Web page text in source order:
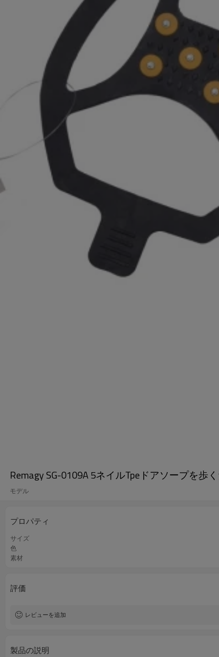
Remagy SG-0109A 5ネイルTpeドアソープを歩
モデル
プロパティ
サイズ
色
素材
評価
レビューを追加
製品の説明